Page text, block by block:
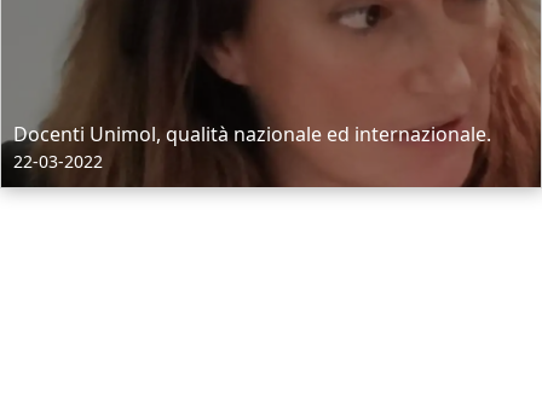
Docenti Unimol, qualità nazionale ed internazionale.
22-03-2022